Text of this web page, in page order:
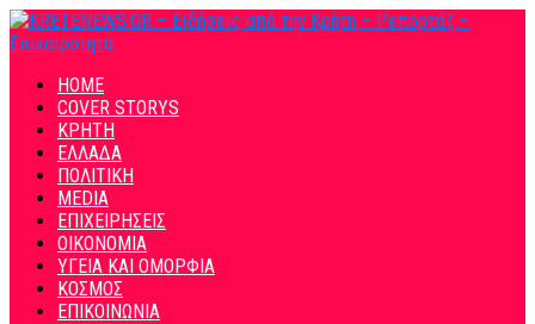
HOME
COVER STORYS
ΚΡΗΤΗ
ΕΛΛΑΔΑ
ΠΟΛΙΤΙΚΗ
MEDIA
ΕΠΙΧΕΙΡΗΣΕΙΣ
ΟΙΚΟΝΟΜΙΑ
ΥΓΕΙΑ ΚΑΙ ΟΜΟΡΦΙΑ
ΚΟΣΜΟΣ
ΕΠΙΚΟΙΝΩΝΙΑ